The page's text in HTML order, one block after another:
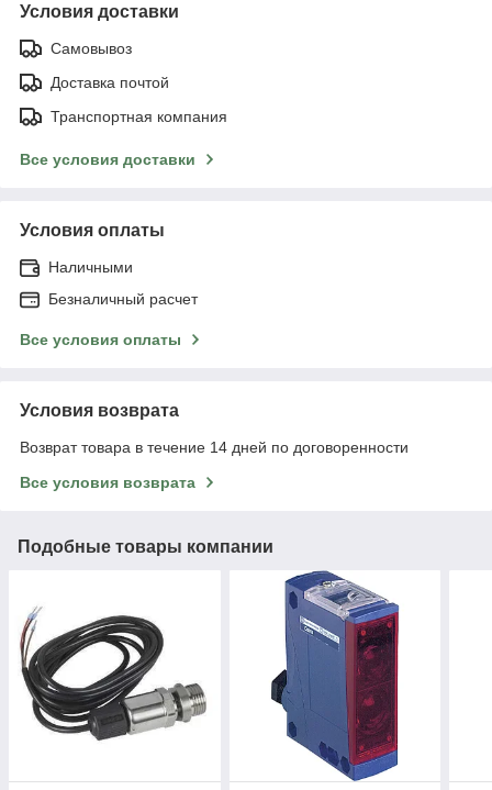
Условия доставки
Самовывоз
Доставка почтой
Транспортная компания
Все условия доставки
Условия оплаты
Наличными
Безналичный расчет
Все условия оплаты
Условия возврата
Возврат товара в течение 14 дней по договоренности
Все условия возврата
Подобные товары компании